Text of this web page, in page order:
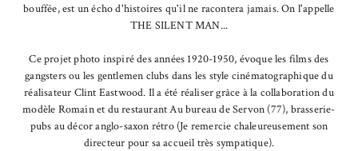
bouffée, est un écho d'histoires qu'il ne racontera jamais. On l'appelle
THE SILENT MAN...
Ce projet photo inspiré des années 1920-1950, évoque les films des
gangsters ou les gentlemen clubs dans les style cinématographique du
réalisateur Clint Eastwood. Il a été réaliser grâce à la collaboration du
modèle Romain et du restaurant Au bureau de Servon (77), brasserie-
pubs au décor anglo-saxon rétro (Je remercie chaleureusement son
directeur pour sa accueil très sympatique).